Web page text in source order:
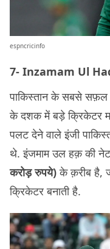
espncricinfo
7- Inzamam Ul
पाकिस्तान के सबसे
के दशक में बड़े क्रिकेटर
पलट देने वाले इंजी
थे. इंजमाम उल हक़ की नेट
करोड़ रुपये)के क़रीब है,
क्रिकेटर बनाती है.